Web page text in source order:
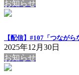
お知らせ
【配信】#107「つなが
2025年12月30日
お知らせ